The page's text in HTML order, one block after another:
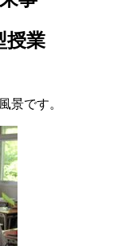
授業
景です。